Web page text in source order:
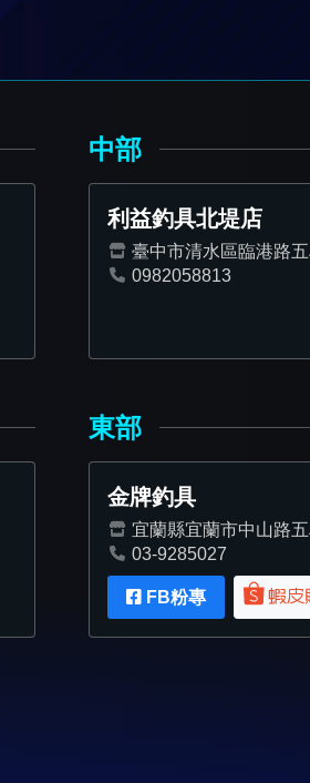
中部
利益釣具北堤店
臺中市清水區臨港路
0982058813
東部
金牌釣具
宜蘭縣宜蘭市中山路
03-9285027
FB粉專